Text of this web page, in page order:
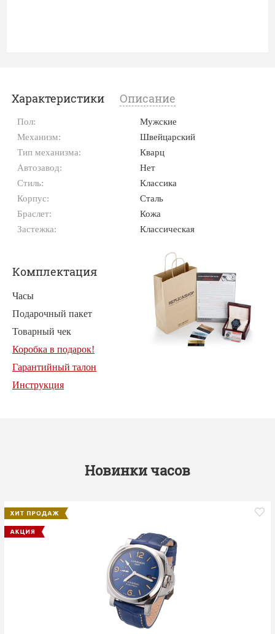
Характеристики Описание
Пол:
Мужские
Механизм:
Швейцарский
Тип механизма:
Кварц
Автозавод:
Нет
Стиль:
Классика
Корпус:
Сталь
Браслет:
Кожа
Застежка:
Классическая
Комплектация
Часы
Подарочный пакет
Товарный чек
Коробка в подарок!
Гарантийный талон
Инструкция
Новинки часов